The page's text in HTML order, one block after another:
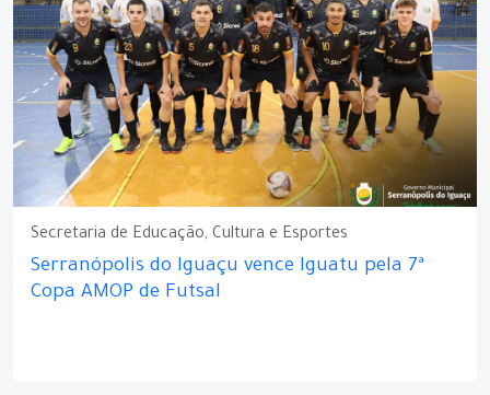
Secretaria de Educação, Cultura e Esportes
Serranópolis do Iguaçu vence Iguatu pela 7ª
Copa AMOP de Futsal